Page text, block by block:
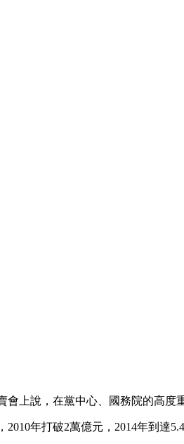
上說，在黨中心、國務院的高度
年打破2萬億元，2014年到